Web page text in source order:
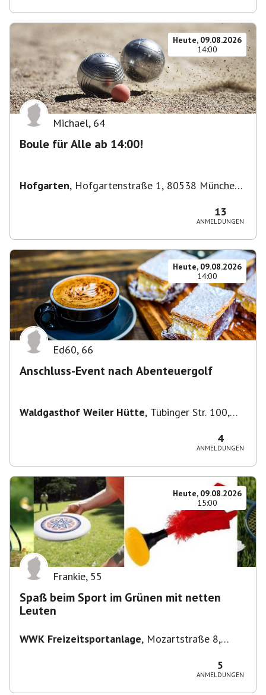
Heute, 09.08.2026
14:00
Michael, 64
Boule für Alle ab 14:00!
Hofgarten, Hofgartenstraße 1, 80538 München,
13
ANMELDUNGEN
Heute, 09.08.2026
14:00
Ed60, 66
Anschluss-Event nach Abenteuergolf
Waldgasthof Weiler Hütte, Tübinger Str. 100,
4
ANMELDUNGEN
Heute, 09.08.2026
15:00
Frankie, 55
Spaß beim Sport im Grünen mit netten
Leuten
WWK Freizeitsportanlage, Mozartstraße 8,
5
ANMELDUNGEN